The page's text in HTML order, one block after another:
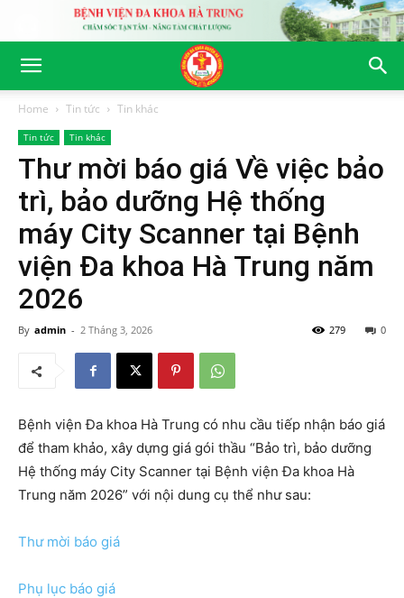
Home Tin tức Tin khác
Tin tức Tin khác
Thư mời báo giá Về việc bảo
trì, bảo dưỡng Hệ thống
máy City Scanner tại Bệnh
viện Đa khoa Hà Trung năm
2026
By admin - 2 Tháng 3, 2026 0
279
Bệnh viện Đa khoa Hà Trung có nhu cầu tiếp nhận báo giá
để tham khảo, xây dựng giá gói thầu “Bảo trì, bảo dưỡng
Hệ thống máy City Scanner tại Bệnh viện Đa khoa Hà
Trung năm 2026” với nội dung cụ thể như sau:
Thư mời báo giá
Phụ lục báo giá